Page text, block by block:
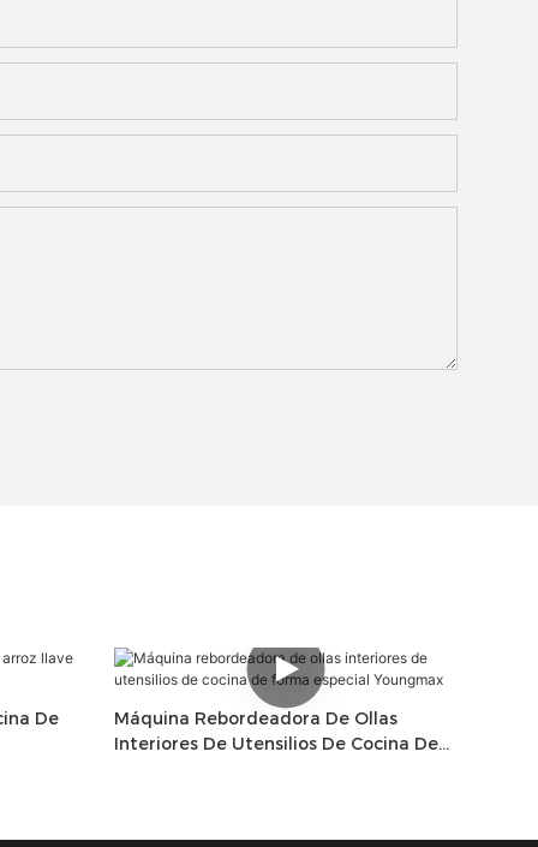
De
Máquina Rebordeadora De Ollas
Interiores De Utensilios De Cocina De